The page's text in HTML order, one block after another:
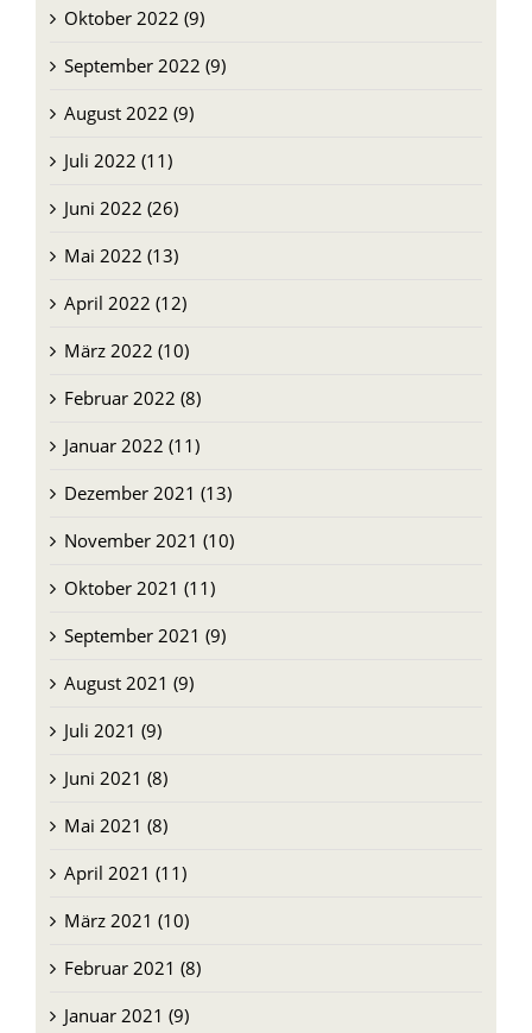
Oktober 2022 (9)
September 2022 (9)
August 2022 (9)
Juli 2022 (11)
Juni 2022 (26)
Mai 2022 (13)
April 2022 (12)
März 2022 (10)
Februar 2022 (8)
Januar 2022 (11)
Dezember 2021 (13)
November 2021 (10)
Oktober 2021 (11)
September 2021 (9)
August 2021 (9)
Juli 2021 (9)
Juni 2021 (8)
Mai 2021 (8)
April 2021 (11)
März 2021 (10)
Februar 2021 (8)
Januar 2021 (9)